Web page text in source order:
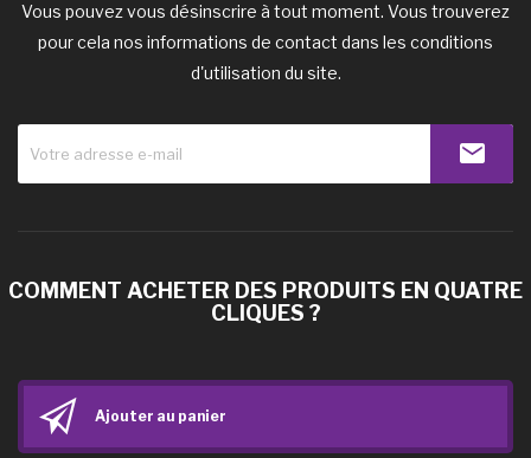
Vous pouvez vous désinscrire à tout moment. Vous trouverez
pour cela nos informations de contact dans les conditions
d'utilisation du site.
COMMENT ACHETER DES PRODUITS EN QUATRE
CLIQUES ?
Ajouter au panier